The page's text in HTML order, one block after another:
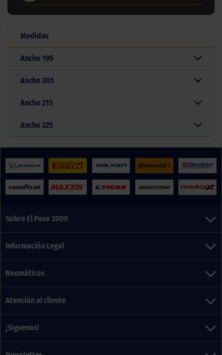
Medidas
Ancho 195
Ancho 205
Ancho 215
Ancho 225
Sobre El Paso 2000
Información Legal
Neumáticos
Atención al cliente
¡Síguenos!